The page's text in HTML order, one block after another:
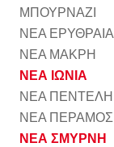
ΜΠΟΥΡΝΑΖΙ
ΝΕΑ ΕΡΥΘΡΑΙΑ
ΝΕΑ ΜΑΚΡΗ
ΝΕΑ ΙΩΝΙΑ
ΝΕΑ ΠΕΝΤΕΛΗ
ΝΕΑ ΠΕΡΑΜΟΣ
ΝΕΑ ΣΜΥΡΝΗ